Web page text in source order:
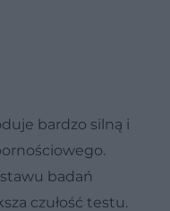
bardzo silną i
badań
czułość testu.